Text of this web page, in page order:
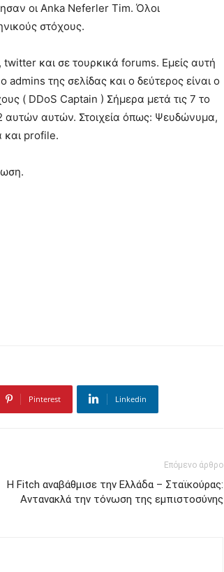
οι Anka Neferler Tim. Όλοι
στόχους.
και σε τουρκικά forums. Εμείς αυτή
της σελίδας και ο δεύτερος είναι ο
( DDoS Captain ) Σήμερα μετά τις 7 το
αυτών αυτών. Στοιχεία όπως: Ψευδώνυμα,
και profile.
Pinterest Linkedin
Επόμενο άρθρο
H Fitch αναβάθμισε την Ελλάδα – Σταϊκούρας:
Αντανακλά την τόνωση της εμπιστοσύνης